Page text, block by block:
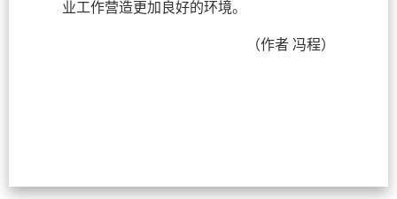
业工作营造更加良好的环境。
（作者 冯程）